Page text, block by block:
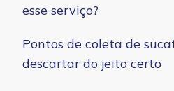
esse serviço?
Pontos de coleta de
descartar do jeito certo